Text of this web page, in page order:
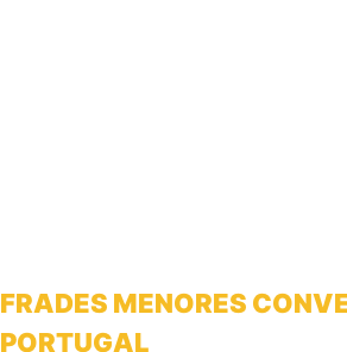
FRADES MENORES
PORTUGAL